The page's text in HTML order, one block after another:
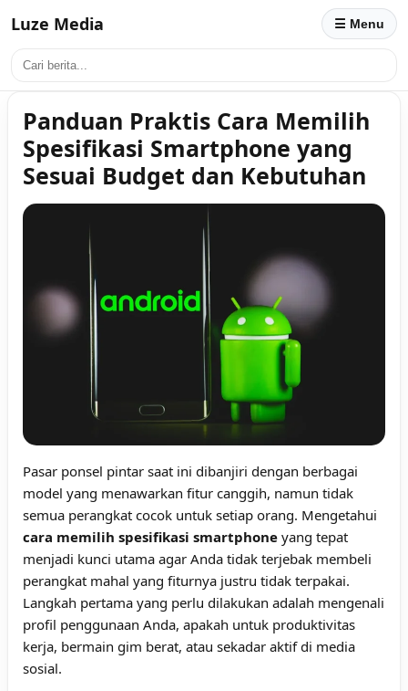
Luze Media ☰ Menu
Panduan Praktis Cara Memilih
Spesifikasi Smartphone yang
Sesuai Budget dan Kebutuhan
Pasar ponsel pintar saat ini dibanjiri dengan berbagai
model yang menawarkan fitur canggih, namun tidak
semua perangkat cocok untuk setiap orang. Mengetahui
cara memilih spesifikasi smartphone yang tepat
menjadi kunci utama agar Anda tidak terjebak membeli
perangkat mahal yang fiturnya justru tidak terpakai.
Langkah pertama yang perlu dilakukan adalah mengenali
profil penggunaan Anda, apakah untuk produktivitas
kerja, bermain gim berat, atau sekadar aktif di media
sosial.